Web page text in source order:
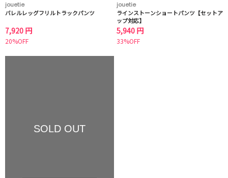
jouetie
バレルレッグフリルトラックパンツ
7,920 円
20%OFF
jouetie
ラインストーンショートパンツ【セットア
ップ対応】
5,940 円
33%OFF
SOLD OUT